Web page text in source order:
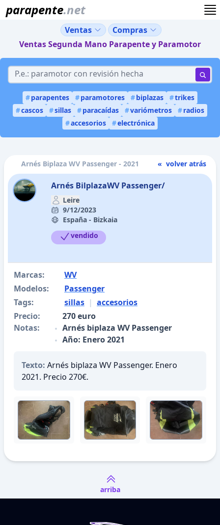
parapente.net
Ventas Segunda Mano Parapente y Paramotor
Ventas Compras
#parapentes #paramotores #biplazas #trikes
#cascos #sillas #paracaídas #variómetros #radios
#accesorios #electrónica
Arnés Biplaza WV Passenger - 2021 « volver atrás
Arnés BilplazaWV Passenger/
Leire
9/12/2023
España - Bizkaia
vendido
Marcas:
WV
Modelos:
Passenger
Tags:
sillas | accesorios
Precio:
270 euro
Notas:
Arnés biplaza WV Passenger
Año: Enero 2021
Texto: Arnés biplaza WV Passenger. Enero
2021. Precio 270€.
arriba